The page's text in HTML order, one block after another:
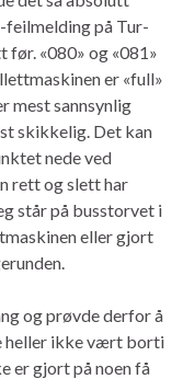
feilmelding på Tur-
før. «080» og «081»
er «full»
mest sannsynlig
skikkelig. Det kan
nede ved
rett og slett har
står på busstorvet i
eller gjort
og prøvde derfor å
heller ikke vært borti
er gjort på noen få